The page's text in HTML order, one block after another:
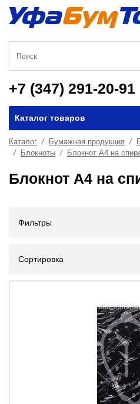
+7 (347) 291-20-91
Каталог товаров
Каталог Бумажная продукция
Блокноты
Блокнот А4 на
Блокнот А4 на
Фильтры
Сортировка